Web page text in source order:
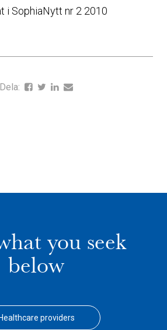
i SophiaNytt nr 2 2010
Dela:
you seek
below
Healthcare providers